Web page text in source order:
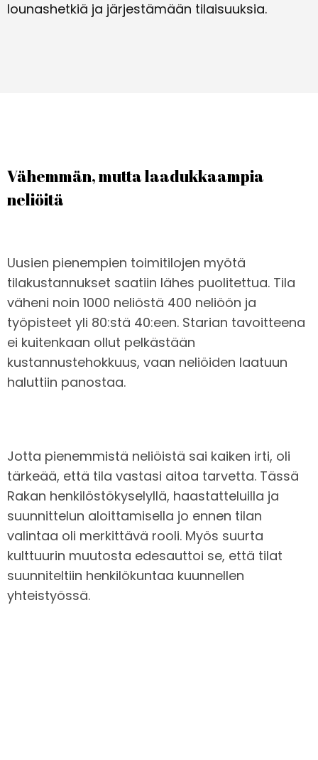
lounashetkiä ja järjestämään tilaisuuksia.
Vähemmän, mutta laadukkaampia
neliöitä
Uusien pienempien toimitilojen myötä
tilakustannukset saatiin lähes puolitettua. Tila
väheni noin 1000 neliöstä 400 neliöön ja
työpisteet yli 80:stä 40:een. Starian tavoitteena
ei kuitenkaan ollut pelkästään
kustannustehokkuus, vaan neliöiden laatuun
haluttiin panostaa.
Jotta pienemmistä neliöistä sai kaiken irti, oli
tärkeää, että tila vastasi aitoa tarvetta. Tässä
Rakan henkilöstökyselyllä, haastatteluilla ja
suunnittelun aloittamisella jo ennen tilan
valintaa oli merkittävä rooli. Myös suurta
kulttuurin muutosta edesauttoi se, että tilat
suunniteltiin henkilökuntaa kuunnellen
yhteistyössä.